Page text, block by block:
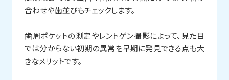
合わせや歯並びもチェックします。
歯周ポケットの測定やレントゲン撮影によって、見た目
では分からない初期の異常を早期に発見できる点も大
きなメリットです。